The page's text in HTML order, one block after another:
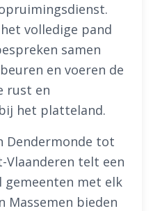
volledige pand
samen
en voeren de
rust en
het platteland.
Dendermonde tot
Vlaanderen telt een
gemeenten met elk
Massemen bieden